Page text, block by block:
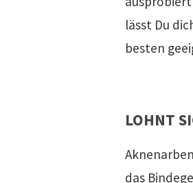
lässt Du
besten
LOHNT
das